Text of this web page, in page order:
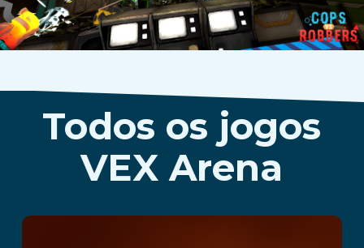
Todos os jogos
VEX Arena